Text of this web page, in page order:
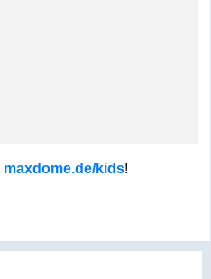
maxdome.de/kids!